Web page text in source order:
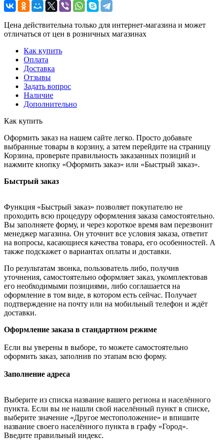
Цена действительна только для интернет-магазина и может
отличаться от цен в розничных магазинах
Как купить
Оплата
Доставка
Отзывы
Задать вопрос
Наличие
Дополнительно
Как купить
Оформить заказ на нашем сайте легко. Просто добавьте
выбранные товары в корзину, а затем перейдите на страницу
Корзина, проверьте правильность заказанных позиций и
нажмите кнопку «Оформить заказ» или «Быстрый заказ».
Быстрый заказ
Функция «Быстрый заказ» позволяет покупателю не
проходить всю процедуру оформления заказа самостоятельно.
Вы заполняете форму, и через короткое время вам перезвонит
менеджер магазина. Он уточнит все условия заказа, ответит
на вопросы, касающиеся качества товара, его особенностей. А
также подскажет о вариантах оплаты и доставки.
По результатам звонка, пользователь либо, получив
уточнения, самостоятельно оформляет заказ, укомплектовав
его необходимыми позициями, либо соглашается на
оформление в том виде, в котором есть сейчас. Получает
подтверждение на почту или на мобильный телефон и ждёт
доставки.
Оформление заказа в стандартном режиме
Если вы уверены в выборе, то можете самостоятельно
оформить заказ, заполнив по этапам всю форму.
Заполнение адреса
Выберите из списка название вашего региона и населённого
пункта. Если вы не нашли свой населённый пункт в списке,
выберите значение «Другое местоположение» и впишите
название своего населённого пункта в графу «Город».
Введите правильный индекс.